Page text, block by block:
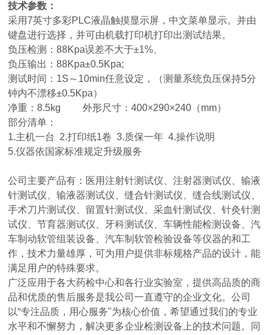
技术参数：
采用7英寸多彩PLC液晶触摸显示屏，中文菜单显示。并由
键盘进行选择，并可由机载打印机打印出测试结果。
负压检测：88Kpa误差不大于±1%、
负压输出：88Kpa±0.5Kpa;
测试时间：1S～10min任意设定，（测量系统负压保持5分
钟内不漂移±0.5Kpa）
净重：8.5kg 外形尺寸：400×290×240（mm）
部分清单：
1.主机一台 2.打印纸1卷 3.质保一年 4.操作说明
5.仪器依国家标准规定升级服务
公司主要产品有：医用注射针测试仪、注射器测试仪、输液
针测试仪、输液器测试仪、缝合针测试仪、缝合线测试仪、
手术刀片测试仪、留置针测试仪、采血针测试仪、针灸针测
试仪、节育器测试仪、牙科测试仪、车辆性能检测设备、汽
车制动软管组装设备、汽车制软管检验设备等仪器的和工
作，技术力量雄厚，可为用户提供非标规格产品的设计，能
满足用户的特殊要求。
广泛应用于各大药检中心和各行业实验室，提供高品质的商
品和优质的售后服务是我公司一直遵守的企业文化。公司
以“专注品质，用心服务"为核心价值，希望通过我们的专业
水平和不懈努力，解决更多企业检测设备上的技术问题。 同